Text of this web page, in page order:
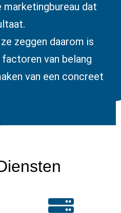
marketingbureau dat
zeggen daarom is
van belang
van een concreet